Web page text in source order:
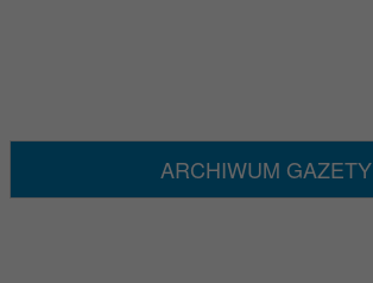
ARCHIWUM GAZETY